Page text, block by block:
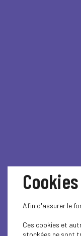
Cookies
Afin d'assurer le
Ces cookies et
stockées ne sont